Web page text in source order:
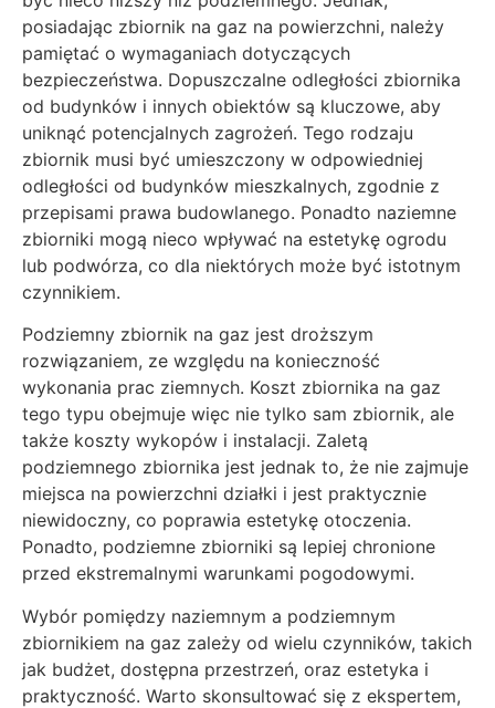
posiadając zbiornik na gaz na powierzchni, należy
pamiętać o wymaganiach dotyczących
bezpieczeństwa. Dopuszczalne odległości zbiornika
od budynków i innych obiektów są kluczowe, aby
uniknąć potencjalnych zagrożeń. Tego rodzaju
zbiornik musi być umieszczony w odpowiedniej
odległości od budynków mieszkalnych, zgodnie z
przepisami prawa budowlanego. Ponadto naziemne
zbiorniki mogą nieco wpływać na estetykę ogrodu
lub podwórza, co dla niektórych może być istotnym
czynnikiem.
Podziemny zbiornik na gaz jest droższym
rozwiązaniem, ze względu na konieczność
wykonania prac ziemnych. Koszt zbiornika na gaz
tego typu obejmuje więc nie tylko sam zbiornik, ale
także koszty wykopów i instalacji. Zaletą
podziemnego zbiornika jest jednak to, że nie zajmuje
miejsca na powierzchni działki i jest praktycznie
niewidoczny, co poprawia estetykę otoczenia.
Ponadto, podziemne zbiorniki są lepiej chronione
przed ekstremalnymi warunkami pogodowymi.
Wybór pomiędzy naziemnym a podziemnym
zbiornikiem na gaz zależy od wielu czynników, takich
jak budżet, dostępna przestrzeń, oraz estetyka i
praktyczność. Warto skonsultować się z ekspertem,